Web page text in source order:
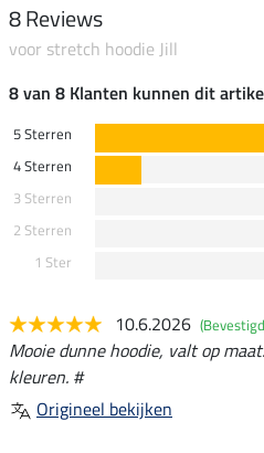
8 Reviews
voor stretch hoodie Jill
8 van 8 Klanten kunnen dit
5 Sterren
4 Sterren
3 Sterren
2 Sterren
1 Ster
10.6.2026
Mooie dunne hoodie, valt op
kleuren. #
Origineel bekijken